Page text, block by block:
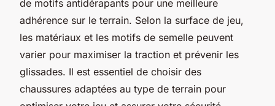
de motifs antidérapants pour une meilleure
adhérence sur le terrain. Selon la surface de jeu,
les matériaux et les motifs de semelle peuvent
varier pour maximiser la traction et prévenir les
glissades. Il est essentiel de choisir des
chaussures adaptées au type de terrain pour